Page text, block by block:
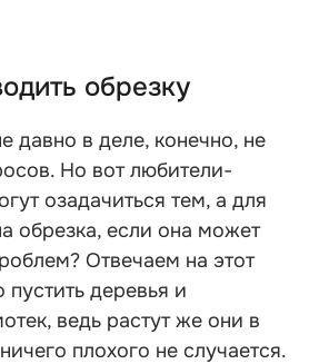
обрезку
давно в деле, конечно, не
Но вот любители-
озадачиться тем, а для
обрезка, если она может
Отвечаем на этот
деревья и
ведь растут же они в
плохого не случается.